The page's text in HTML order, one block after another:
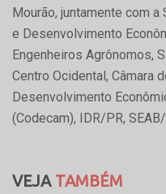
Mourão, juntamente com
e Desenvolvimento
Engenheiros Agrônomos,
Centro Ocidental, Câmara
Desenvolvimento
(Codecam), IDR/PR,
VEJATAMBÉM